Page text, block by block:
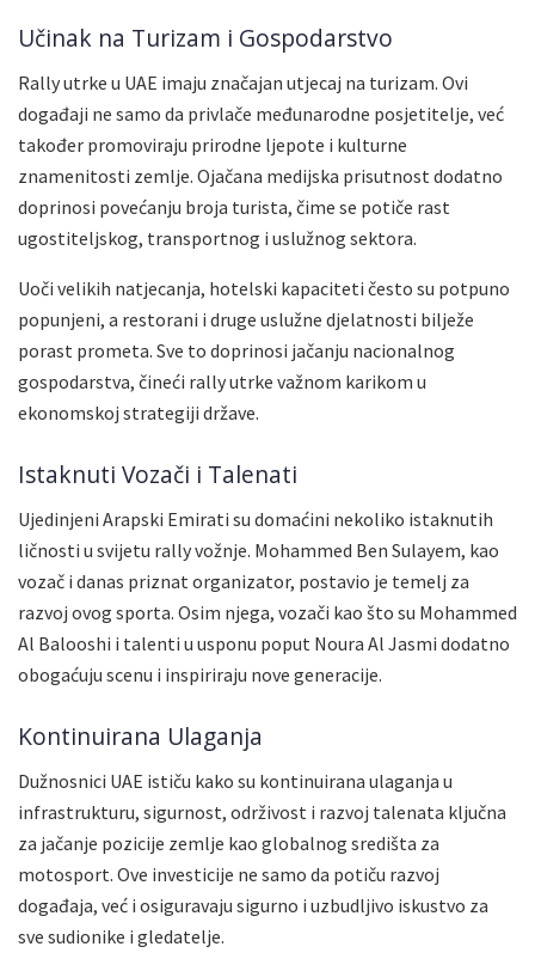
Učinak na Turizam i Gospodarstvo
Rally utrke u UAE imaju značajan utjecaj na turizam. Ovi
događaji ne samo da privlače međunarodne posjetitelje, već
također promoviraju prirodne ljepote i kulturne
znamenitosti zemlje. Ojačana medijska prisutnost dodatno
doprinosi povećanju broja turista, čime se potiče rast
ugostiteljskog, transportnog i uslužnog sektora.
Uoči velikih natjecanja, hotelski kapaciteti često su potpuno
popunjeni, a restorani i druge uslužne djelatnosti bilježe
porast prometa. Sve to doprinosi jačanju nacionalnog
gospodarstva, čineći rally utrke važnom karikom u
ekonomskoj strategiji države.
Istaknuti Vozači i Talenati
Ujedinjeni Arapski Emirati su domaćini nekoliko istaknutih
ličnosti u svijetu rally vožnje. Mohammed Ben Sulayem, kao
vozač i danas priznat organizator, postavio je temelj za
razvoj ovog sporta. Osim njega, vozači kao što su Mohammed
Al Balooshi i talenti u usponu poput Noura Al Jasmi dodatno
obogaćuju scenu i inspiriraju nove generacije.
Kontinuirana Ulaganja
Dužnosnici UAE ističu kako su kontinuirana ulaganja u
infrastrukturu, sigurnost, održivost i razvoj talenata ključna
za jačanje pozicije zemlje kao globalnog središta za
motosport. Ove investicije ne samo da potiču razvoj
događaja, već i osiguravaju sigurno i uzbudljivo iskustvo za
sve sudionike i gledatelje.